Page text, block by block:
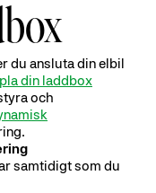
du ansluta din elbil
din laddbox
och
samtidigt som du